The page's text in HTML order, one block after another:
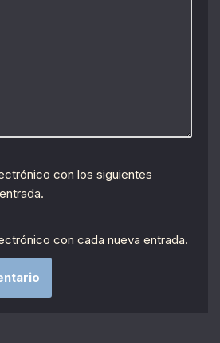
con los siguientes
con cada nueva entrada.